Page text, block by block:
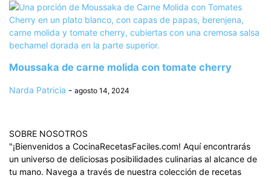
Moussaka de carne molida con tomate cherry
Narda Patricia - agosto 14, 2024
SOBRE NOSOTROS
"¡Bienvenidos a CocinaRecetasFaciles.com! Aquí encontrarás
un universo de deliciosas posibilidades culinarias al alcance de
tu mano. Navega a través de nuestra colección de recetas